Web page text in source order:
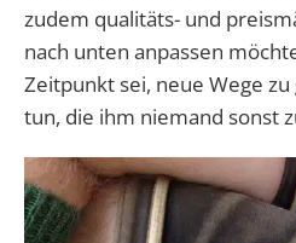
zudem qualitäts- und
nach unten anpassen
Zeitpunkt sei, neue Wege
tun, die ihm niemand sonst